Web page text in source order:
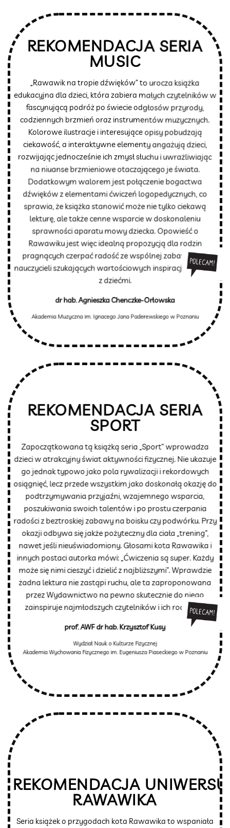
REKOMENDACJA SERIA
MUSIC
„Rawawik na tropie dźwięków” to urocza książka
edukacyjna dla dzieci, która zabiera małych czytelników w
fascynującą podróż po świecie odgłosów przyrody,
codziennych brzmień oraz instrumentów muzycznych.
Kolorowe ilustracje i interesujące opisy pobudzają
ciekawość, a interaktywne elementy angażują dzieci,
rozwijając jednocześnie ich zmysł słuchu i uwrażliwiając
na niuanse brzmieniowe otaczającego je świata.
Dodatkowym walorem jest połączenie bogactwa
dźwięków z elementami ćwiczeń logopedycznych, co
sprawia, że książka stanowić może nie tylko ciekawą
lekturę, ale także cenne wsparcie w doskonaleniu
sprawności aparatu mowy dziecka. Opowieść o
Rawawiku jest więc idealną propozycją dla rodzin
pragnących czerpać radość ze wspólnej zabawy i dla
nauczycieli szukających wartościowych inspiracji do pracy
z dziećmi.
dr hab. Agnieszka Chenczke-Orłowska
Akademia Muzyczna im. Ignacego Jana Paderewskiego w Poznaniu
REKOMENDACJA SERIA
SPORT
Zapoczątkowana tą książką seria „Sport” wprowadza
dzieci w atrakcyjny świat aktywności fizycznej. Nie ukazuje
go jednak typowo jako pola rywalizacji i rekordowych
osiągnięć, lecz przede wszystkim jako doskonałą okazję do
podtrzymywania przyjaźni, wzajemnego wsparcia,
poszukiwania swoich talentów i po prostu czerpania
radości z beztroskiej zabawy na boisku czy podwórku. Przy
okazji odbywa się jakże pożyteczny dla ciała „trening”,
nawet jeśli nieuświadomiony. Głosami kota Rawawika i
innych postaci autorka mówi: „Ćwiczenia są super. Każdy
może się nimi cieszyć i dzielić z najbliższymi”. Wprawdzie
żadna lektura nie zastąpi ruchu, ale ta zaproponowana
przez Wydawnictwo na pewno skutecznie do niego
zainspiruje najmłodszych czytelników i ich rodziców.
prof. AWF dr hab. Krzysztof Kusy
Wydział Nauk o Kulturze Fizycznej
Akademia Wychowania Fizycznego im. Eugeniusza Piaseckiego w Poznaniu
REKOMENDACJA
RAWAWIKA
Seria książek o przygodach kota Rawawika to wspaniała